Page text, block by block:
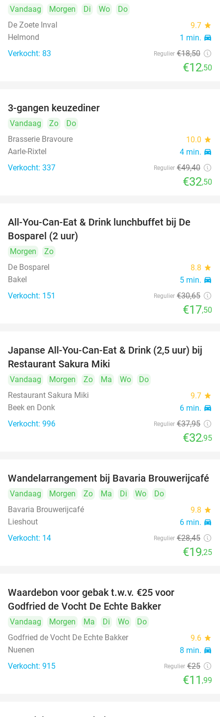
Vandaag Morgen Di Wo
Do
De Zoete Inval
9.7 star
Helmond 1 min. directions_car
Verkocht: 83 Regulier €18,50
€12,50
3-gangen keuzediner
Vandaag Zo
Do
Brasserie Bravoure
10.0 star
Aarle-Rixtel 4 min. directions_car
Verkocht: 337 Regulier €49,40
€32,50
43%
All-You-Can-Eat & Drink lunchbuffet bij De
Bosparel (2 uur)
Morgen
Zo
De Bosparel
8.8 star
Bakel 5 min. directions_car
Verkocht: 151 Regulier €30,65
€17,50
13%
Japanse All-You-Can-Eat & Drink (2,5 uur) bij
Restaurant Sakura Miki
Vandaag Morgen Zo Ma Wo
Do
Restaurant Sakura Miki
9.7 star
Beek en Donk 6 min. directions_car
Verkocht: 996 Regulier €37,95
€32,95
32%
Wandelarrangement bij Bavaria Brouwerijcafé
Vandaag Morgen Zo Ma Di Wo
Do
Bavaria Brouwerijcafé
9.8 star
Lieshout 6 min. directions_car
Verkocht: 14 Regulier €28,45
€19,25
Waardebon voor gebak t.w.v. €25 voor
Godfried de Vocht De Echte Bakker
Vandaag Morgen Ma Di Wo
Do
Godfried de Vocht De Echte Bakker
9.6 star
Nuenen 8 min. directions_car
Verkocht: 915 Regulier €25
€11 ,99